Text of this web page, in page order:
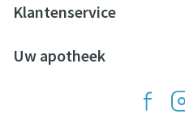
Klantenservice
Uw apotheek